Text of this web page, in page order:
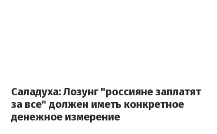
Саладуха: Лозунг "россияне заплатят
за все" должен иметь конкретное
денежное измерение